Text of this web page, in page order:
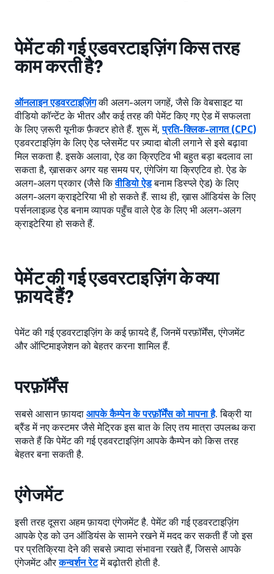
पेमेंट की गई एडवरटाइज़िंग किस तरह
काम करती है?
ऑनलाइन एडवरटाइज़िंगकी अलग-अलग जगहें, जैसे कि वेबसाइट या
वीडियो कॉन्टेंट के भीतर और कई तरह की पेमेंट किए गए ऐड में सफलता
के लिए ज़रूरी यूनीक फ़ैक्टर होते हैं. शुरू में,प्रति-क्लिक-लागत (CPC)
एडवरटाइज़िंग के लिए ऐड प्लेसमेंट पर ज़्यादा बोली लगाने से इसे बढ़ावा
मिल सकता है. इसके अलावा, ऐड का क्रिएटिव भी बहुत बड़ा बदलाव ला
सकता है, ख़ासकर अगर यह समय पर, एंगेजिंग या क्रिएटिव हो. ऐड के
अलग-अलग प्रकार (जैसे किवीडियो ऐडबनाम डिस्प्ले ऐड) के लिए
अलग-अलग क्राइटेरिया भी हो सकते हैं. साथ ही, ख़ास ऑडियंस के लिए
पर्सनलाइज़्ड ऐड बनाम व्यापक पहुँच वाले ऐड के लिए भी अलग-अलग
क्राइटेरिया हो सकते हैं.
पेमेंट की गई एडवरटाइज़िंग के क्या
फ़ायदे हैं?
पेमेंट की गई एडवरटाइज़िंग के कई फ़ायदे हैं, जिनमें परफ़ॉर्मेंस, एंगेजमेंट
और ऑप्टिमाइजेशन को बेहतर करना शामिल हैं.
परफ़ॉर्मेंस
सबसे आसान फ़ायदा आपके कैम्पेन के परफ़ॉर्मेंस को मापना है. बिक्री या
ब्रैंड में नए कस्टमर जैसे मेट्रिक इस बात के लिए तय मात्रा उपलब्ध करा
सकते हैं कि पेमेंट की गई एडवरटाइज़िंग आपके कैम्पेन को किस तरह
बेहतर बना सकती है.
एंगेजमेंट
इसी तरह दूसरा अहम फ़ायदा एंगेजमेंट है. पेमेंट की गई एडवरटाइज़िंग
आपके ऐड को उन ऑडियंस के सामने रखने में मदद कर सकती हैं जो इस
पर प्रतिक्रिया देने की सबसे ज़्यादा संभावना रखते हैं, जिससे आपके
एंगेजमेंट औरकन्वर्शन रेटमें बढ़ोतरी होती है.